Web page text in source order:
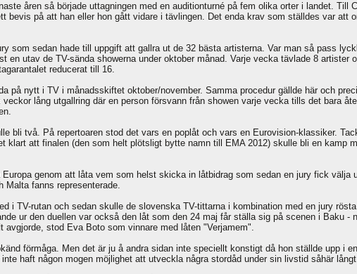
åren så började uttagningen med en auditionturné på fem olika orter i landet. Till
bevis på att han eller hon gått vidare i tävlingen. Det enda krav som ställdes var att
som sedan hade till uppgift att gallra ut de 32 bästa artisterna. Var man så pass
en utav de TV-sända showerna under oktober månad. Varje vecka tävlade 8 artister
reducerat till 16.
på nytt i TV i månadsskiftet oktober/november. Samma procedur gällde här och
lång utgallring där en person försvann från showen varje vecka tills det bara
bli två. På repertoaren stod det vars en poplåt och vars en Eurovision-klassiker.
klart att finalen (den som helt plötsligt bytte namn till EMA 2012) skulle bli en kamp
Europa genom att låta vem som helst skicka in låtbidrag som sedan en jury fick välja
Malta fanns representerade.
i TV-rutan och sedan skulle de slovenska TV-tittarna i kombination med en jury
ur den duellen var också den låt som den 24 maj får ställa sig på scenen i Baku -
stod Eva Boto som vinnare med låten "Verjamem".
förmåga. Men det är ju å andra sidan inte speciellt konstigt då hon ställde upp i
haft någon mogen möjlighet att utveckla några stordåd under sin livstid såhär